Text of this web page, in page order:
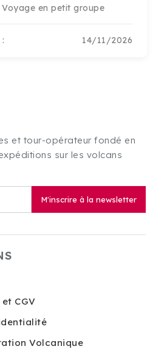
Voyage en petit groupe
14/11/2026
et tour-opérateur fondé en
sur les volcans
M'inscrire à la newsletter
CGV
Volcanique